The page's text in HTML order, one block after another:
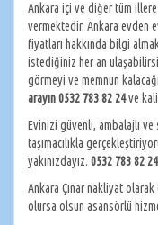
Ankara içi ve diğer tüm
vermektedir. Ankara evden
fiyatları hakkında bilgi
istediğiniz her an
görmeyi ve memnun
arayın0532 783 82 24ve
Evinizi güvenli, ambalajlı
taşımacılıkla
yakınızdayız. 0532 783 82
Ankara Çınar nakliyat olarak
olursa olsun asansörlü